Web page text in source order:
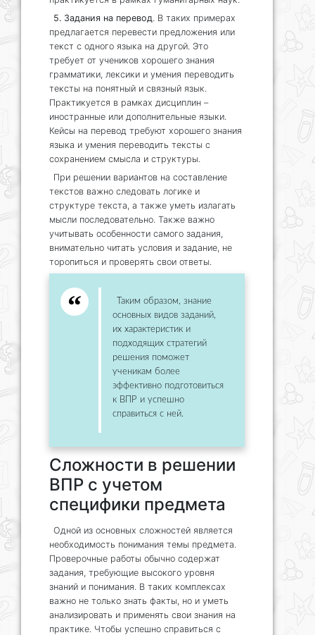
5. Задания на перевод . В таких примерах
предлагается перевести предложения или
текст с одного языка на другой. Это
требует от учеников хорошего знания
грамматики, лексики и умения переводить
тексты на понятный и связный язык.
Практикуется в рамках дисциплин –
иностранные или дополнительные языки.
Кейсы на перевод требуют хорошего знания
языка и умения переводить тексты с
сохранением смысла и структуры.
При решении вариантов на составление
текстов важно следовать логике и
структуре текста, а также уметь излагать
мысли последовательно. Также важно
учитывать особенности самого задания,
внимательно читать условия и задание, не
торопиться и проверять свои ответы.
Таким образом, знание
основных видов заданий,
их характеристик и
подходящих стратегий
решения поможет
ученикам более
эффективно подготовиться
к ВПР и успешно
справиться с ней.
Сложности в решении
ВПР с учетом
специфики предмета
Одной из основных сложностей является
необходимость понимания темы предмета.
Проверочные работы обычно содержат
задания, требующие высокого уровня
знаний и понимания. В таких комплексах
важно не только знать факты, но и уметь
анализировать и применять свои знания на
практике. Чтобы успешно справиться с